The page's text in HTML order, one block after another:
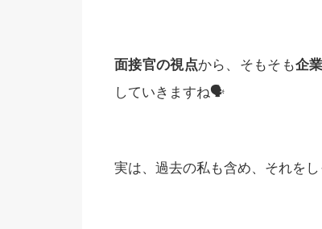
面接官の視点から、そもそも企業
していきますね🗣
実は、過去の私も含め、それを